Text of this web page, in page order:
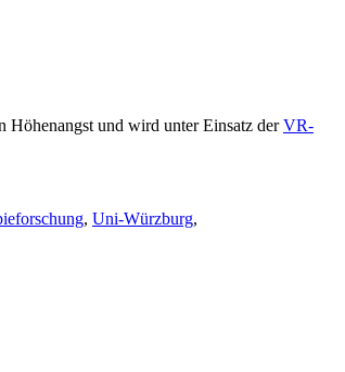
Höhenangst und wird unter Einsatz derVR-
, Uni-Würzburg,